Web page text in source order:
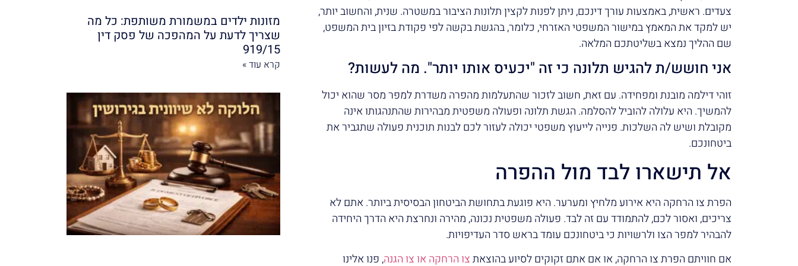
צעדים. ראשית, באמצעות עורך דינכם, ניתן לפנות לקצין תלונות הציבור במשטרה. שנית, והחשוב יותר,
יש למקד את המאמץ במישור המשפטי האזרחי, כלומר, בהגשת בקשה לפי פקודת בזיון בית המשפט,
שם ההליך נמצא בשליטתכם המלאה.
אני חושש/ת להגיש תלונה כי זה "יכעיס אותו יותר". מה לעשות?
זוהי דילמה מובנת ומפחידה. עם זאת, חשוב לזכור שהתעלמות מהפרה משדרת למפר מסר שהוא יכול
להמשיך. היא עלולה להוביל להסלמה. הגשת תלונה ופעולה משפטית מבהירות שהתנהגותו אינה
מקובלת ושיש לה השלכות. פנייה לייעוץ משפטי יכולה לעזור לכם לבנות תוכנית פעולה שתגביר את
ביטחונכם.
אל תישארו לבד מול ההפרה
הפרת צו הרחקה היא אירוע מלחיץ ומערער. היא פוגעת בתחושת הביטחון הבסיסית ביותר. אתם לא
צריכים, ואסור לכם, להתמודד עם זה לבד. פעולה משפטית נכונה, מהירה ונחרצת היא הדרך היחידה
להבהיר למפר הצו ולרשויות כי ביטחונכם עומד בראש סדר העדיפויות.
אם חוויתם הפרת צו הרחקה, או אם אתם זקוקים לסיוע בהוצאתצו הרחקה או צו הגנה, פנו אלינו
מזונות ילדים במשמורת משותפת: כל מה
שצריך לדעת על המהפכה של פסק דין
919/15
קרא עוד »